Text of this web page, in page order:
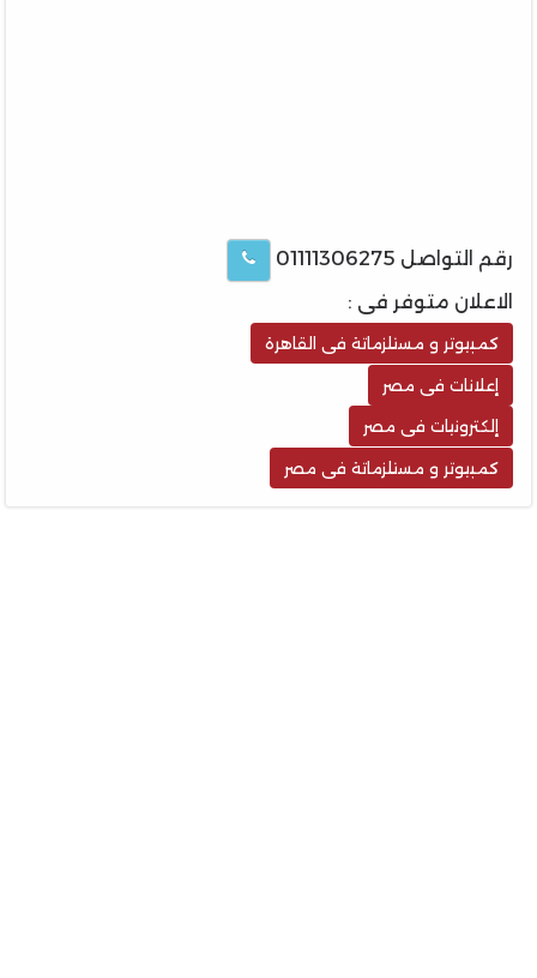
رقم التواصل 01111306275
الاعلان متوفر فى :
كمبيوتر و مستلزماتة فى القاهرة
إعلانات فى مصر
إلكترونيات فى مصر
كمبيوتر و مستلزماتة فى مصر